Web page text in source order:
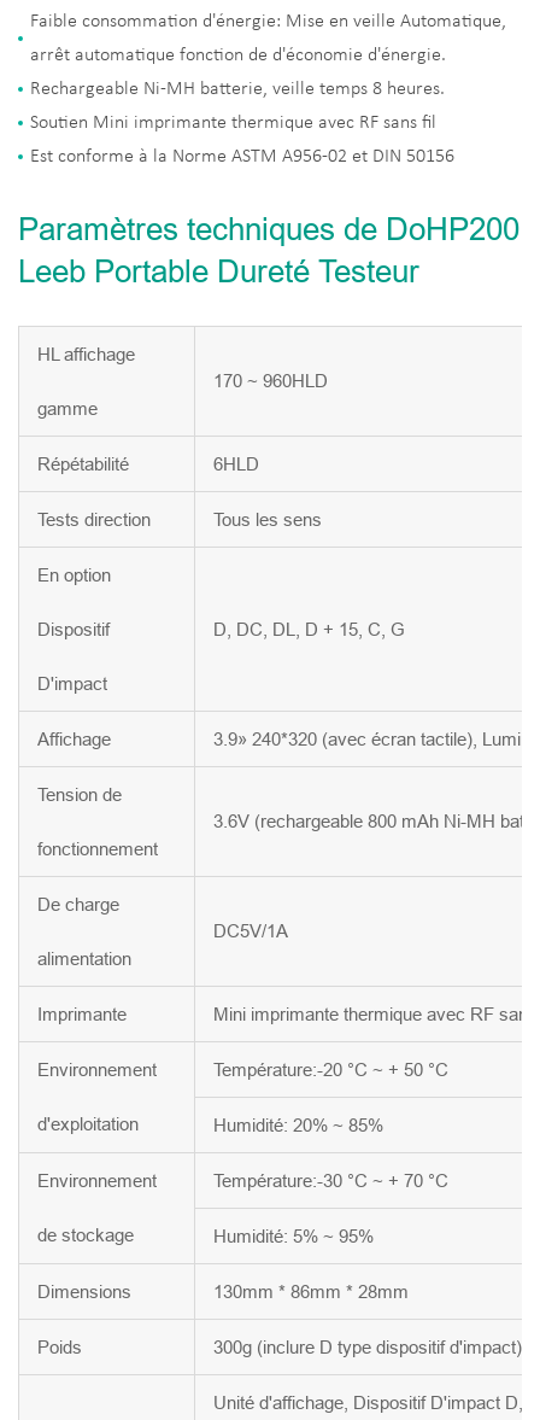
Faible consommation d'énergie: Mise en veille Automatique,
arrêt automatique fonction de d'économie d'énergie.
Rechargeable Ni-MH batterie, veille temps 8 heures.
Soutien Mini imprimante thermique avec RF sans fil
Est conforme à la Norme ASTM A956-02 et DIN 50156
Paramètres techniques de DoHP200
Leeb Portable Dureté Testeur
HL affichage
gamme
170 ~ 960HLD
Répétabilité 6HLD
Tests direction Tous les sens
En option
Dispositif
D'impact
D, DC, DL, D + 15, C, G
Affichage 3.9» 240*320 (avec écran tactile),
Tension de
fonctionnement
3.6V (rechargeable 800 mAh Ni-MH
De charge
alimentation
DC5V/1A
Imprimante Mini imprimante thermique avec RF
Environnement
d'exploitation
Température:-20 °C ~ + 50 °C
Humidité: 20% ~ 85%
Environnement
de stockage
Température:-30 °C ~ + 70 °C
Humidité: 5% ~ 95%
Dimensions 130mm * 86mm * 28mm
Poids 300g (inclure D type dispositif d'impact)
Unité d'affichage, Dispositif D'impact D,